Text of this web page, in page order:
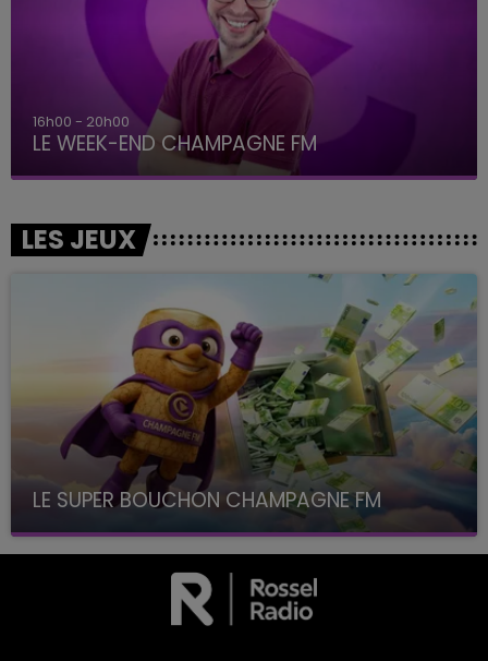
7h00 - 12h00
LE WEEK-END CHAMPAGNE FM
LES JEUX
LE SUPER BOUCHON CHAMPAGNE FM
avec La Famille Champagne FM, à 8H10